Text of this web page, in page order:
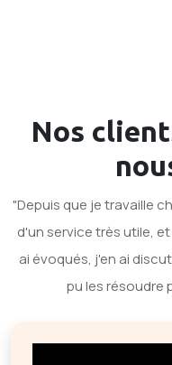
Nos
"Depuis que je travaille
d'un service très utile,
ai évoqués, j'en ai
pu les résoudre